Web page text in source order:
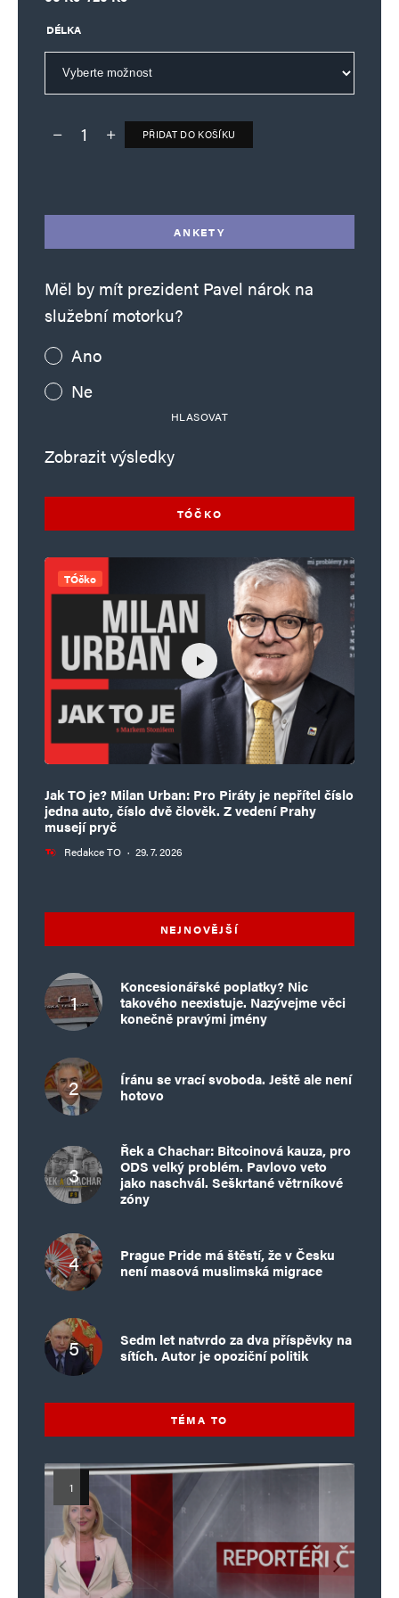
DÉLKA
Deník TO – verze bez reklam množství
PŘIDAT DO KOŠÍKU
ANKETY
Měl by mít prezident Pavel nárok na
služební motorku?
Ano
Ne
HLASOVAT
Zobrazit výsledky
TÓČKO
TÓčko
Jak TO je? Milan Urban: Pro Piráty je nepřítel číslo
jedna auto, číslo dvě člověk. Z vedení Prahy
musejí pryč
Redakce TO · 29. 7. 2026
NEJNOVĚJŠÍ
Koncesionářské poplatky? Nic
takového neexistuje. Nazývejme věci
konečně pravými jmény
Íránu se vrací svoboda. Ještě ale není
hotovo
Řek a Chachar: Bitcoinová kauza, pro
ODS velký problém. Pavlovo veto
jako naschvál. Seškrtané větrníkové
zóny
Prague Pride má štěstí, že v Česku
není masová muslimská migrace
Sedm let natvrdo za dva příspěvky na
sítích. Autor je opoziční politik
TÉMA TO
Islamistický teror v EU, 6. díl:
Brutální poprava 85letého
Islamistický teror v EU, 5. díl:
Mýty o Václavu Klausovi:
Pivo, jazz, hádky, loajalita
Vymíráme a politici lžou:
porodnost nezachrání